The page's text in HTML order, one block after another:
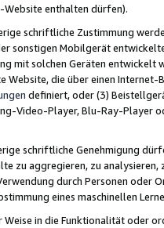
Website enthalten dürfen).
schriftliche Zustimmung
sonstigen Mobilgerät
mit solchen Geräten
die über einen
definiert, oder (3)
Video-Player, Blu-Ray-Player
schriftliche Genehmigung
zu aggregieren, zu
durch Personen
eines maschinellen
in die Funktionalität oder